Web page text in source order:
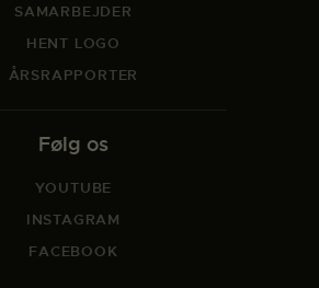
SAMARBEJDER
HENT LOGO
ÅRSRAPPORTER
Følg os
YOUTUBE
INSTAGRAM
FACEBOOK